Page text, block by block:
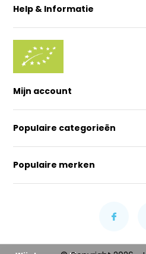
Help & Informatie
Mijn account
Populaire categorieën
Populaire merken